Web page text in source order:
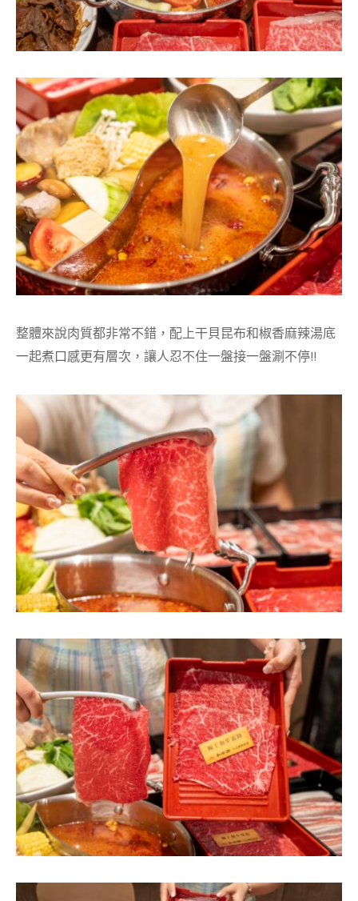
整體來說肉質都非常不錯，配上干貝昆布和椒香麻辣湯底
一起煮口感更有層次，讓人忍不住一盤接一盤涮不停!!